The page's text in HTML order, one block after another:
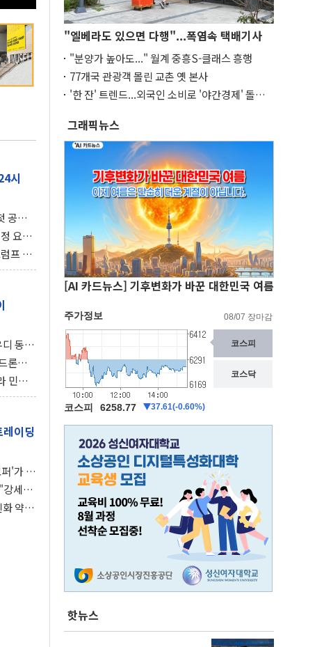
시
공개
과제"
요
좌초
프 연
달러 챙
동시
동 화
론으
깃발
민간
감 극
이딩
'가 말
세장
약세
"엘베라도 있으면 다행"...폭염속 택배기사
"분양가 높아도..." 월계 중흥S-클래스 흥행
77개국 관광객 몰린 교촌 옛 본사
'한 잔' 트렌드...외국인 소비로 '야간경제' 돌파
그래픽뉴스
[AI 카드뉴스] 기후변화가 바꾼 대한민국 여름
핫뉴스